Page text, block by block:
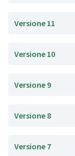
Versione 11
Versione 10
Versione 9
Versione 8
Versione 7